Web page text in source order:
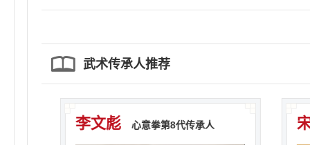
武术传承人推荐
心意拳第8代传承人 宋国宾 心意拳第